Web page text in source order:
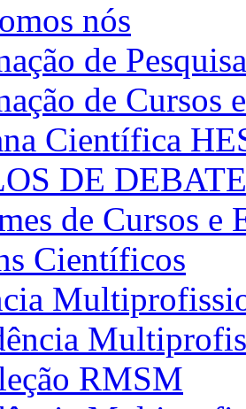
nós
de Pesquisa
de Cursos
Científica
DE
de Cursos e
Científicos
RMSM